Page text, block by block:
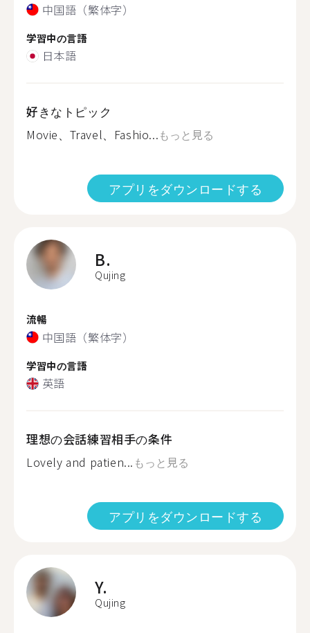
中国語（繁体字）
学習中の言語
日本語
好きなトピック
Movie、Travel、Fashio...もっと見る
アプリをダウンロードする
B.
Qujing
流暢
中国語（繁体字）
学習中の言語
英語
理想の会話練習相手の条件
Lovely and patien... もっと見る
アプリをダウンロードする
Y.
Qujing